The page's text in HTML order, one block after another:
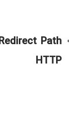
Path –
HTTP